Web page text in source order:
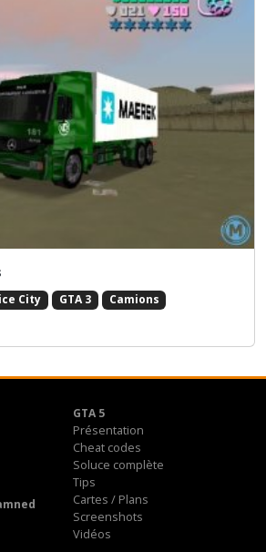
City GTA 3
Camions
GTA 5
Présentation
Cheat codes
Soluce complète
Tips
Cartes / Plans
Screenshots
Vidéos